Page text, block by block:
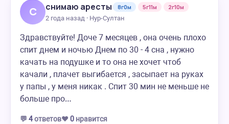
С снимаю аресты 8г0м 5г11м
2г10м
2 года назад · Нур-Султан
Здравствуйте! Доче 7 месяцев , она очень плохо
спит днем и ночью Днем по 30 - 4 сна , нужно
качать на подушке и то она не хочет чтоб
качали , плачет выгибается , засыпает на руках
у папы , у меня никак . Спит 30 мин не меньше не
больше про…
💬 4ответов❤️ 0 нравится